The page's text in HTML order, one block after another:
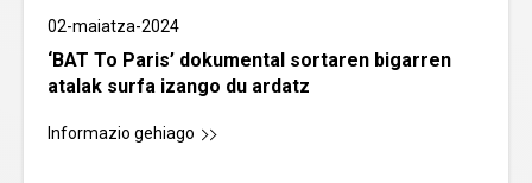
02-maiatza-2024
‘BAT To Paris’ dokumental sortaren bigarren
atalak surfa izango du ardatz
Informazio gehiago